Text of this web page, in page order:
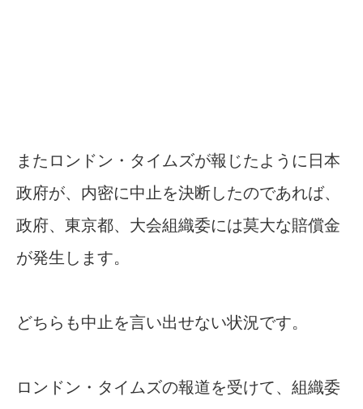
またロンドン・タイムズが報じたように日本
政府が、内密に中止を決断したのであれば、
政府、東京都、大会組織委には莫大な賠償金
が発生します。
どちらも中止を言い出せない状況です。
ロンドン・タイムズの報道を受けて、組織委